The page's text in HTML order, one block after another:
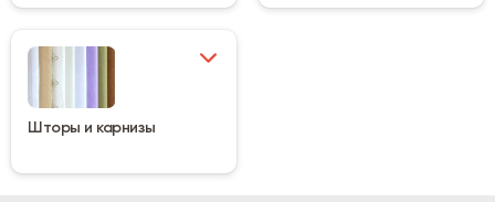
Шторы и карнизы